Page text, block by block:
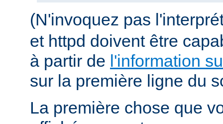
(N'invoquez pas
et httpd doivent être
à partir de l'information
sur la première ligne du
La première chose que